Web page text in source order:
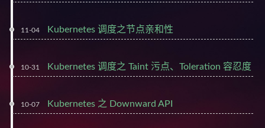
11-04 Kubernetes 调度之节点亲和性
10-31 Kubernetes 调度之 Taint 污点、Toleration 容忍度
10-07 Kubernetes 之 Downward API